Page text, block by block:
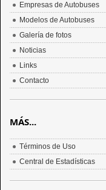
Empresas de Autobuses
Modelos de Autobuses
Galería de fotos
Noticias
Links
Contacto
MÁS...
Términos de Uso
Central de Estadísticas